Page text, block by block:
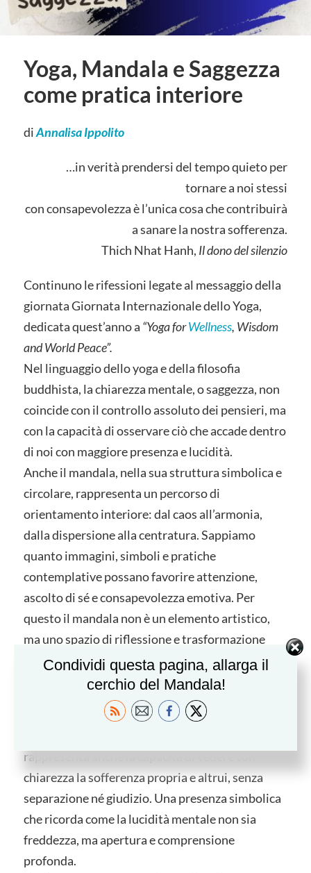
Yoga, Mandala e Saggezza
come pratica interiore
diAnnalisa Ippolito
…in verità prendersi del tempo quieto per
tornare a noi stessi
con consapevolezza è l’unica cosa che contribuirà
a sanare la nostra sofferenza.
Thich Nhat Hanh, Il dono del silenzio
Continuno le rifessioni legate al messaggio della
giornata Giornata Internazionale dello Yoga,
dedicata quest’anno a “Yoga forWellness, Wisdom
and World Peace”.
Nel linguaggio dello yoga e della filosofia
buddhista, la chiarezza mentale, o saggezza, non
coincide con il controllo assoluto dei pensieri, ma
con la capacità di osservare ciò che accade dentro
di noi con maggiore presenza e lucidità.
Anche il mandala, nella sua struttura simbolica e
circolare, rappresenta un percorso di
orientamento interiore: dal caos all’armonia,
dalla dispersione alla centratura. Sappiamo
quanto immagini, simboli e pratiche
contemplative possano favorire attenzione,
ascolto di sé e consapevolezza emotiva. Per
questo il mandala non è un elemento artistico,
ma uno spazio di riflessione e trasformazione
personale.
Nella tradizione buddhista tibetana, il
Chenrezig(Avalokistesvara), figura
rappresenta anche la capacità di vedere con
chiarezza la sofferenza propria e altrui, senza
separazione né giudizio. Una presenza simbolica
che ricorda come la lucidità mentale non sia
freddezza, ma apertura e comprensione
profonda.
Condividi questa pagina, allarga il
cerchio del Mandala!